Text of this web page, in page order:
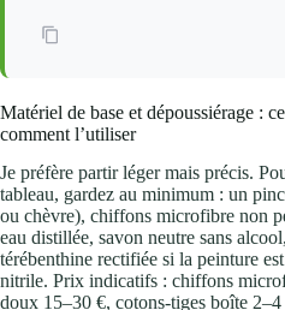
Matériel de base et dépoussiérage :
comment l’utiliser
Je préfère partir léger mais précis.
tableau, gardez au minimum : un
ou chèvre), chiffons microfibre non
eau distillée, savon neutre sans
térébenthine rectifiée si la peinture
nitrile. Prix indicatifs : chiffons
doux 15–30 €, cotons‑tiges boîte